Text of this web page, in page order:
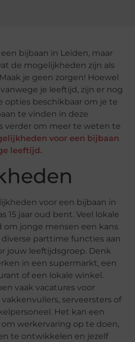
bijbaan in Leiden, maar
de mogelijkheden zijn als
je geen zorgen! Hoewel
je leeftijd, zijn er nog
opties beschikbaar om je te
te vinden in deze
verder om meer te weten te
voor een bijbaan
leeftijd.
voor een bijbaan in
15 jaar oud bent. Veel lokale
om jonge mensen een kans
parttime functies aan
jouw leeftijdsgroep. Denk
in een supermarkt, een
of een lokale winkel.
vaak vacatures voor
serveersters of
Het kan een
werkervaring op te doen,
te ontwikkelen en jezelf